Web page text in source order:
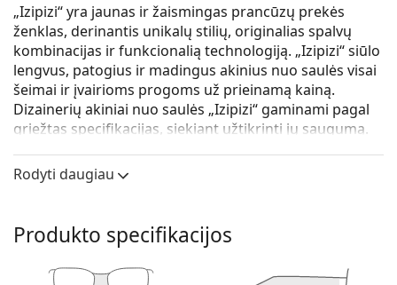
„Izipizi“ yra jaunas ir žaismingas prancūzų prekės
ženklas, derinantis unikalų stilių, originalias spalvų
kombinacijas ir funkcionalią technologiją. „Izipizi“ siūlo
lengvus, patogius ir madingus akinius nuo saulės visai
šeimai ir įvairioms progoms už prieinamą kainą.
Dizainerių akiniai nuo saulės „Izipizi“ gaminami pagal
griežtas specifikacijas, siekiant užtikrinti jų saugumą.
neturi BPA ir yra hipoalerginė. Norėdami nustatyti
akinių dydį, rekomenduojame visada išmatuoti
kalbant apie akinius vaikams.
pašalinti riziką jį pamesti ir užtikrina geresnį
Rodyti daugiau
Produkto specifikacijos